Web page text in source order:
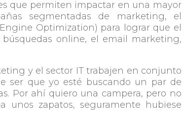
que permiten impactar en una mayor
segmentadas de marketing, el
Optimization) para lograr que el
online, el email marketing,
y el sector IT trabajen en conjunto
ser que yo esté buscando un par de
Por ahí quiero una campera, pero no
unos zapatos, seguramente hubiese